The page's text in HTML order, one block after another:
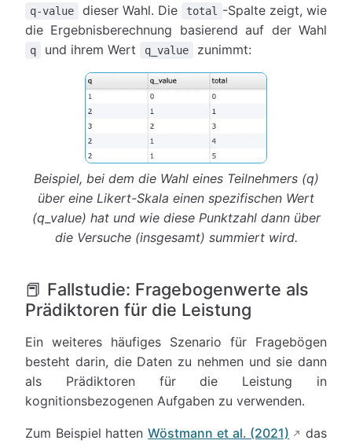
q-value dieser Wahl. Die total
-Spalte zeigt, wie
die Ergebnisberechnung basierend auf der Wahl
q und ihrem Wert q_value zunimmt:
Beispiel, bei dem die Wahl eines Teilnehmers (q)
über eine Likert-Skala einen spezifischen Wert
(q_value) hat und wie diese Punktzahl dann über
die Versuche (insgesamt) summiert wird.
📕 Fallstudie: Fragebogenwerte als
Prädiktoren für die Leistung
Ein weiteres häufiges Szenario für Fragebögen
besteht darin, die Daten zu nehmen und sie dann
als Prädiktoren für die Leistung in
kognitionsbezogenen Aufgaben zu verwenden.
Zum Beispiel hattenWöstmann et al. (2021)
das